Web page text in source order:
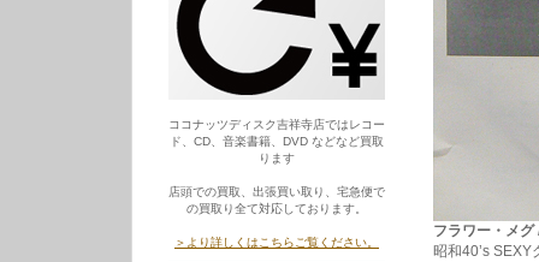
フラワー・メ
昭和40’s
ココナッツディスク吉祥寺店ではレコー
ド、CD、音楽書籍、DVD などなど買取
ります
店頭での買取、出張買い取り、宅急便で
の買取り全て対応しております。
＞より詳しくはこちらご覧ください。